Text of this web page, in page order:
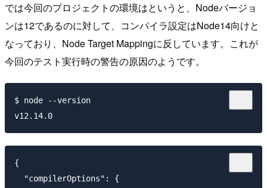
では今回のプロジェクトの環境はというと、Nodeバージョ
ンは12であるのに対して、コンパイラ設定はNode14向けと
なっており、Node Target Mappingに反しています。これが
今回のテスト実行時の警告の原因のようです。
$ node --version
{
  "compilerOptions": {